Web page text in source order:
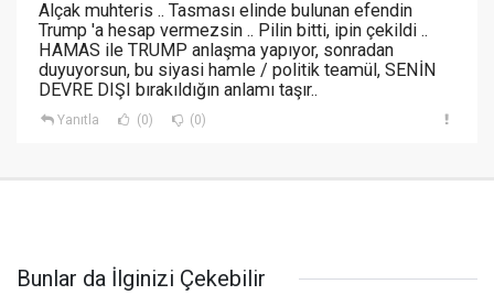
Alçak muhteris .. Tasması elinde bulunan efendin
Trump 'a hesap vermezsin .. Pilin bitti, ipin çekildi ..
HAMAS ile TRUMP anlaşma yapıyor, sonradan
duyuyorsun, bu siyasi hamle / politik teamül, SENİN
DEVRE DIŞI bırakıldığın anlamı taşır..
Yanıtla (0) (0)
Bunlar da İlginizi Çekebilir